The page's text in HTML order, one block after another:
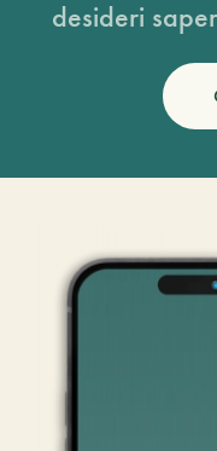
desideri